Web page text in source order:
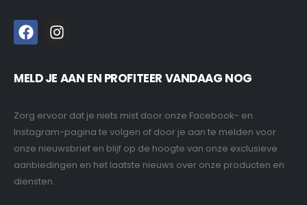
MELD JE AAN EN PROFITEER VANDAAG NOG
Zorg ervoor dat je niets mist door onze Facebook- en
Instagram-pagina te volgen of door je aan te melden voor
onze nieuwsbrief en blijf op de hoogte van onze exclusieve
aanbiedingen en het laatste nieuws over onze producten en
diensten.